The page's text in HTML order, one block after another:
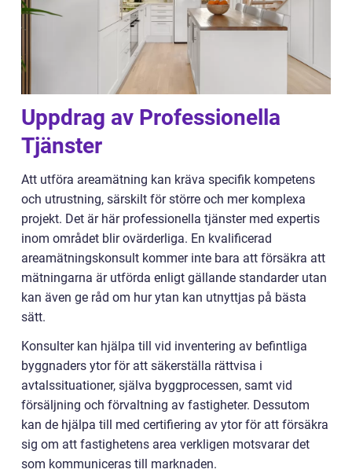
Uppdrag av Professionella
Tjänster
Att utföra areamätning kan kräva specifik kompetens
och utrustning, särskilt för större och mer komplexa
projekt. Det är här professionella tjänster med expertis
inom området blir ovärderliga. En kvalificerad
areamätningskonsult kommer inte bara att försäkra att
mätningarna är utförda enligt gällande standarder utan
kan även ge råd om hur ytan kan utnyttjas på bästa
sätt.
Konsulter kan hjälpa till vid inventering av befintliga
byggnaders ytor för att säkerställa rättvisa i
avtalssituationer, själva byggprocessen, samt vid
försäljning och förvaltning av fastigheter. Dessutom
kan de hjälpa till med certifiering av ytor för att försäkra
sig om att fastighetens area verkligen motsvarar det
som kommuniceras till marknaden.